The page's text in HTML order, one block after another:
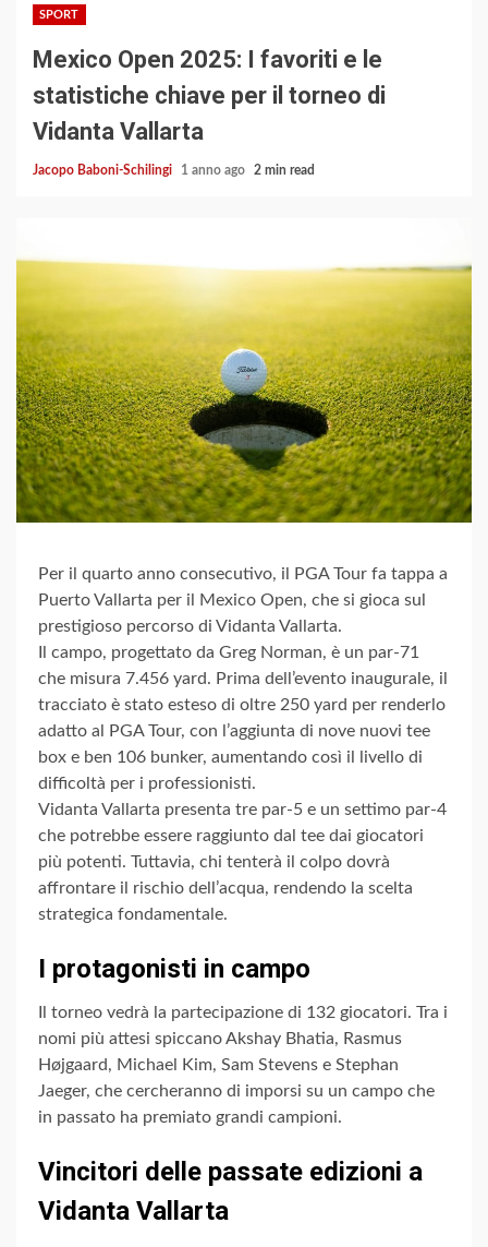
SPORT
Mexico Open 2025: I favoriti e le
statistiche chiave per il torneo di
Vidanta Vallarta
Jacopo Baboni-Schilingi 1 anno ago 2 min read
Per il quarto anno consecutivo, il PGA Tour fa tappa a
Puerto Vallarta per il Mexico Open, che si gioca sul
prestigioso percorso di Vidanta Vallarta.
Il campo, progettato da Greg Norman, è un par-71
che misura 7.456 yard. Prima dell’evento inaugurale, il
tracciato è stato esteso di oltre 250 yard per renderlo
adatto al PGA Tour, con l’aggiunta di nove nuovi tee
box e ben 106 bunker, aumentando così il livello di
difficoltà per i professionisti.
Vidanta Vallarta presenta tre par-5 e un settimo par-4
che potrebbe essere raggiunto dal tee dai giocatori
più potenti. Tuttavia, chi tenterà il colpo dovrà
affrontare il rischio dell’acqua, rendendo la scelta
strategica fondamentale.
I protagonisti in campo
Il torneo vedrà la partecipazione di 132 giocatori. Tra i
nomi più attesi spiccano Akshay Bhatia, Rasmus
Højgaard, Michael Kim, Sam Stevens e Stephan
Jaeger, che cercheranno di imporsi su un campo che
in passato ha premiato grandi campioni.
Vincitori delle passate edizioni a
Vidanta Vallarta